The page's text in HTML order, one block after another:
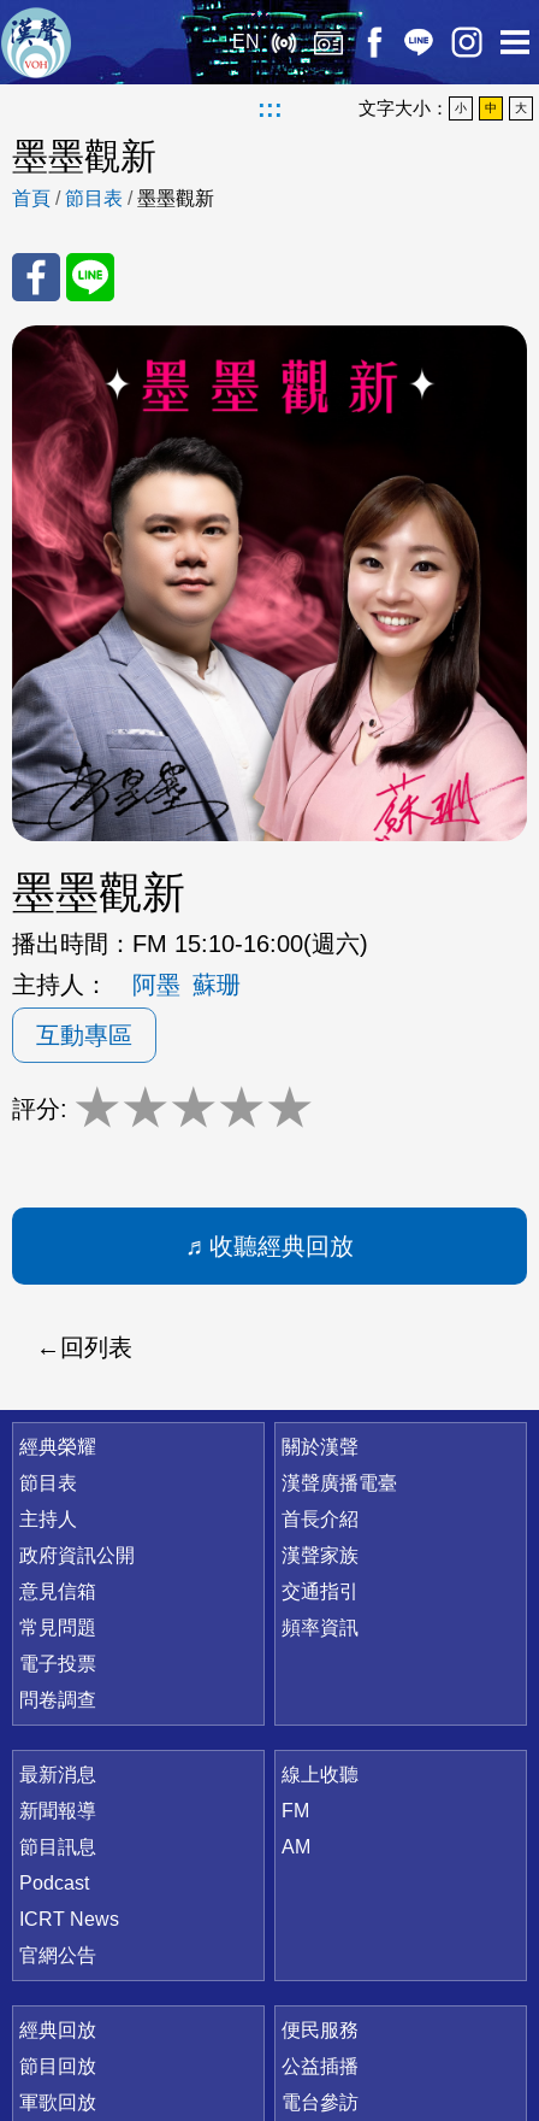
EN
::: 文字大小： 小 中 大
墨墨觀新
首頁 /節目表 /墨墨觀新
分享
至
Fac
eBo
ok
分享
至
Line
墨墨觀新
播出時間： FM 15:10-16:00(週六)
主持人：
阿墨 蘇珊
互動專區
評分: ★★★★★
收聽經典回放
回列表
快速連結
經典榮耀
節目表
主持人
政府資訊公開
意見信箱
常見問題
電子投票
問卷調查
關於漢聲
漢聲廣播電臺
首長介紹
漢聲家族
交通指引
頻率資訊
最新消息
新聞報導
節目訊息
Podcast
ICRT News
官網公告
線上收聽
FM
AM
經典回放
節目回放
軍歌回放
便民服務
公益插播
電台參訪